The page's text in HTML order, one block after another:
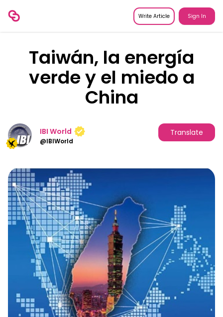
Write Article Sign In
Taiwán, la energía
verde y el miedo a
China
IBI World
@IBIWorld
Translate